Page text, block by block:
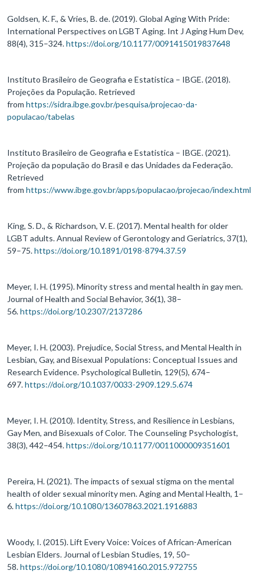
Goldsen, K. F., & Vries, B. de. (2019). Global Aging With Pride:
International Perspectives on LGBT Aging. Int J Aging Hum Dev,
88(4), 315–324.https://doi.org/10.1177/0091415019837648
Instituto Brasileiro de Geografia e Estatistica – IBGE. (2018).
Projeções da População. Retrieved
from https://sidra.ibge.gov.br/pesquisa/projecao-da-
populacao/tabelas
Instituto Brasileiro de Geografia e Estatistica – IBGE. (2021).
Projeção da população do Brasil e das Unidades da Federação.
Retrieved
from https://www.ibge.gov.br/apps/populacao/projecao/index.html
King, S. D., & Richardson, V. E. (2017). Mental health for older
LGBT adults. Annual Review of Gerontology and Geriatrics, 37(1),
59–75.https://doi.org/10.1891/0198-8794.37.59
Meyer, I. H. (1995). Minority stress and mental health in gay men.
Journal of Health and Social Behavior, 36(1), 38–
56.https://doi.org/10.2307/2137286
Meyer, I. H. (2003). Prejudice, Social Stress, and Mental Health in
Lesbian, Gay, and Bisexual Populations: Conceptual Issues and
Research Evidence. Psychological Bulletin, 129(5), 674–
697.https://doi.org/10.1037/0033-2909.129.5.674
Meyer, I. H. (2010). Identity, Stress, and Resilience in Lesbians,
Gay Men, and Bisexuals of Color. The Counseling Psychologist,
38(3), 442–454.https://doi.org/10.1177/0011000009351601
Pereira, H. (2021). The impacts of sexual stigma on the mental
health of older sexual minority men. Aging and Mental Health, 1–
6.https://doi.org/10.1080/13607863.2021.1916883
Woody, I. (2015). Lift Every Voice: Voices of African-American
Lesbian Elders. Journal of Lesbian Studies, 19, 50–
58.https://doi.org/10.1080/10894160.2015.972755